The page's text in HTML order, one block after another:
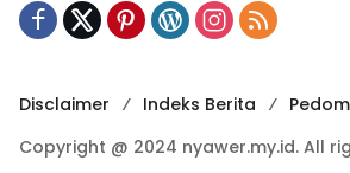
Disclaimer Indeks Berita
Copyright @ 2024 nyawer.my.id. All